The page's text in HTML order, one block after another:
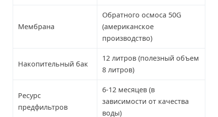
Мембрана
Обратного осмоса 50G
(американское
производство)
Накопительный бак
12 литров (полезный объем
8 литров)
Ресурс
предфильтров
6-12 месяцев (в
зависимости от качества
воды)